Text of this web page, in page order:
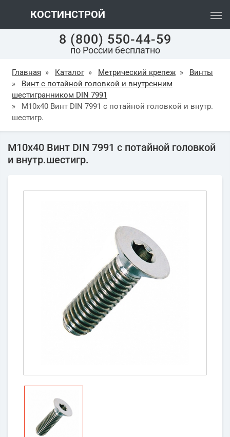
КОСТИНСТРОЙ
8 (800) 550-44-59
по России бесплатно
Главная » Каталог » Метрический крепеж »
Винты
»
Винт с потайной головкой и внутренним
шестигранником DIN 7991
»
М10х40 Винт DIN 7991 с потайной головкой и внутр.
шестигр.
М10х40 Винт DIN 7991 с потайной головкой
и внутр.шестигр.